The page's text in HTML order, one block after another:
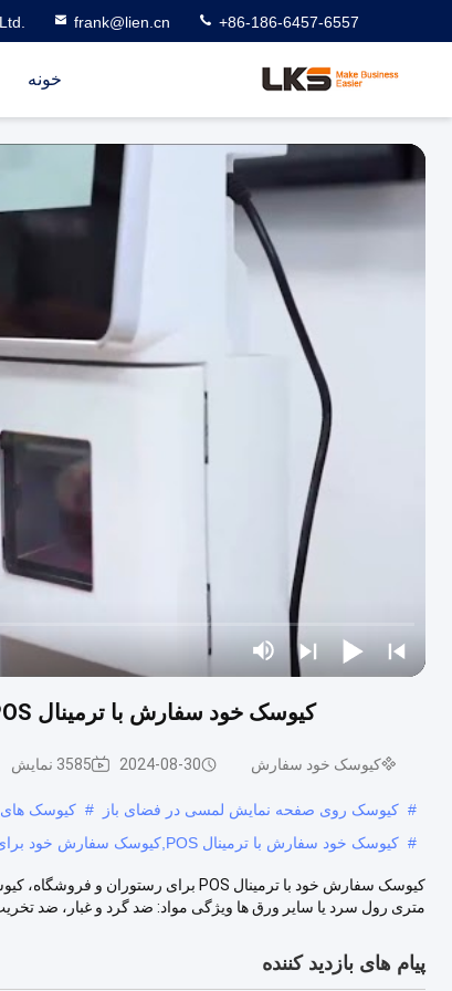
frank@lien.cn +86-186-6457-6557
خونه
کیوسک خود سفارش با ترمینال POS برای رستوران و فروشگاه، کیوسک سفارش غذای سریع
کیوسک خود سفارش 2024-08-30 3585 نمایش
# کیوسک روی صفحه نمایش لمسی در فضای باز # کیوسک های
# کیوسک خود سفارش با ترمینال POS,کیوسک سفارش خود برای رستوران,صفحه نمایش لمسی کیوسک سفارش غذای سریع
متری رول سرد یا سایر ورق ها ویژگی مواد: ضد گرد و غبار، ضد تخریب
پیام های بازدید کننده